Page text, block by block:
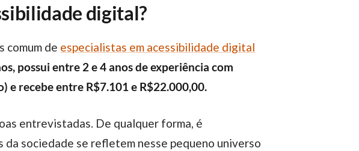
digital?
comum de especialistas em acessibilidade digital
possui entre 2 e 4 anos de experiência com
e recebe entre R$7.101 e R$22.000,00.
sociedade se refletem nesse pequeno universo